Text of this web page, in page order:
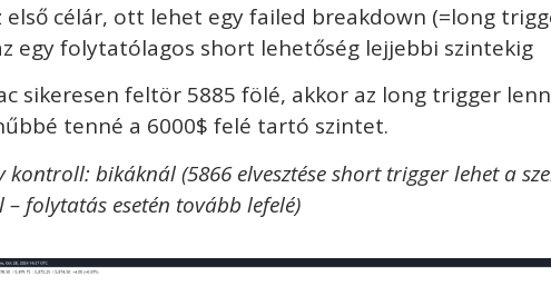
első célár, ott lehet egy failed breakdown (=long
egy folytatólagos short lehetőség lejjebbi szintekig
sikeresen feltör 5885 fölé, akkor az long trigger
tenné a 6000$ felé tartó szintet.
bikáknál (5866 elvesztése short trigger lehet a
– folytatás esetén tovább lefelé)